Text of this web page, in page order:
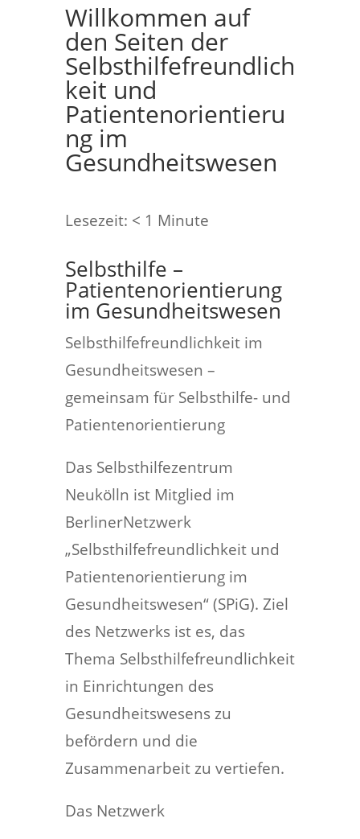
Willkommen auf
den Seiten der
Selbsthilfefreundlich
keit und
Patientenorientieru
ng im
Gesundheitswesen
Lesezeit: < 1 Minute
Selbsthilfe –
Patientenorientierung
im Gesundheitswesen
Selbsthilfefreundlichkeit im
Gesundheitswesen –
gemeinsam für Selbsthilfe- und
Patientenorientierung
Das Selbsthilfezentrum
Neukölln ist Mitglied im
BerlinerNetzwerk
„Selbsthilfefreundlichkeit und
Patientenorientierung im
Gesundheitswesen“ (SPiG). Ziel
des Netzwerks ist es, das
Thema Selbsthilfefreundlichkeit
in Einrichtungen des
Gesundheitswesens zu
befördern und die
Zusammenarbeit zu vertiefen.
Das Netzwerk